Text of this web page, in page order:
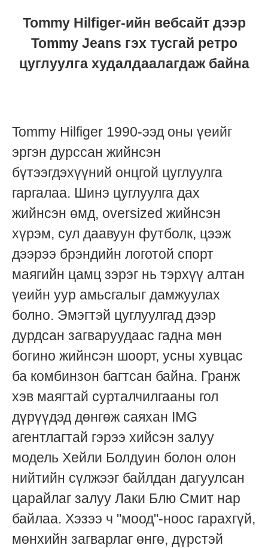
Tommy Hilfiger-ийн вебсайт дээр
Tommy Jeans гэх тусгай ретро
цуглуулга худалдаалагдаж байна
Tommy Hilfiger 1990-ээд оны үеийг
эргэн дурссан жийнсэн
бүтээгдэхүүний онцгой цуглуулга
гаргалаа. Шинэ цуглуулга дах
жийнсэн өмд, oversized жийнсэн
хүрэм, сул даавуун футболк, цээж
дээрээ брэндийн логотой спорт
маягийн цамц зэрэг нь тэрхүү алтан
үеийн уур амьсгалыг дамжуулах
болно. Эмэгтэй цуглуулгад дээр
дурдсан загваруудаас гадна мөн
богино жийнсэн шоорт, усны хувцас
ба комбинзон багтсан байна. Гранж
хэв маягтай сурталчилгааны гол
дүрүүдэд дөнгөж саяхан IMG
агентлагтай гэрээ хийсэн залуу
модель Хейли Болдуин болон олон
нийтийн сүлжээг байлдан дагуулсан
царайлаг залуу Лаки Блю Смит нар
байлаа. Хэзээ ч "моод"-ноос гарахгүй,
мөнхийн загварлаг өнгө, дүрстэй